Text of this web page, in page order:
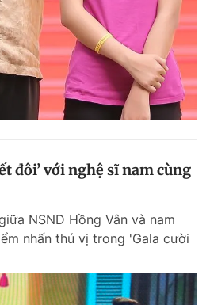
đôi’ với nghệ sĩ nam cùng
NSND Hồng Vân và nam
nhấn thú vị trong 'Gala cười